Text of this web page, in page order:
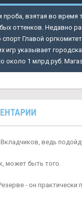
взятая во время
оттенков. Недавно
Главой
игр указывает
около 1 млрд руб.
ведь
может быть того.
- он практически